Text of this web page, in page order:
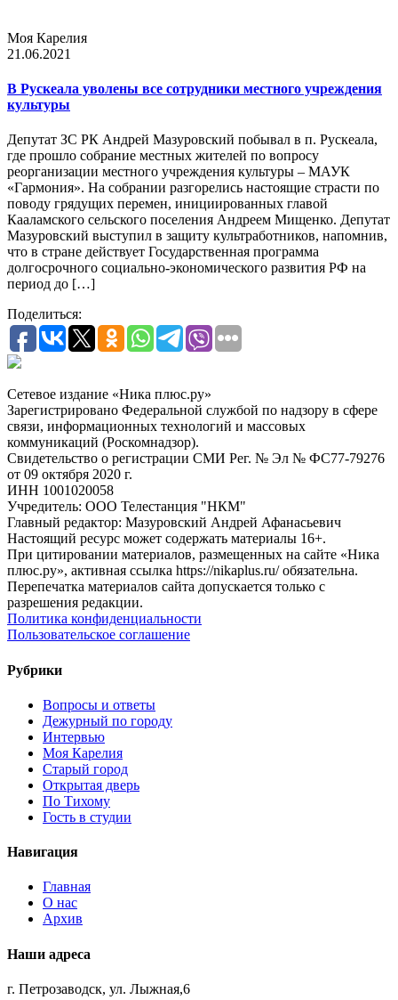
Моя Карелия
21.06.2021
В Рускеала уволены все сотрудники местного учреждения
культуры
Депутат ЗС РК Андрей Мазуровский побывал в п. Рускеала,
где прошло собрание местных жителей по вопросу
реорганизации местного учреждения культуры – МАУК
«Гармония». На собрании разгорелись настоящие страсти по
поводу грядущих перемен, инициированных главой
Кааламского сельского поселения Андреем Мищенко. Депутат
Мазуровский выступил в защиту культработников, напомнив,
что в стране действует Государственная программа
долгосрочного социально-экономического развития РФ на
период до […]
Поделиться:
Сетевое издание «Ника плюс.ру»
Зарегистрировано Федеральной службой по надзору в сфере
связи, информационных технологий и массовых
коммуникаций (Роскомнадзор).
Свидетельство о регистрации СМИ Рег. № Эл № ФС77-79276
от 09 октября 2020 г.
ИНН 1001020058
Учредитель: ООО Телестанция "НКМ"
Главный редактор: Мазуровский Андрей Афанасьевич
Настоящий ресурс может содержать материалы 16+.
При цитировании материалов, размещенных на сайте «Ника
плюс.ру», активная ссылка https://nikaplus.ru/ обязательна.
Перепечатка материалов сайта допускается только с
разрешения редакции.
Политика конфиденциальности
Пользовательское соглашение
Рубрики
Вопросы и ответы
Дежурный по городу
Интервью
Моя Карелия
Старый город
Открытая дверь
По Тихому
Гость в студии
Навигация
Главная
О нас
Архив
Наши адреса
г. Петрозаводск, ул. Лыжная,6